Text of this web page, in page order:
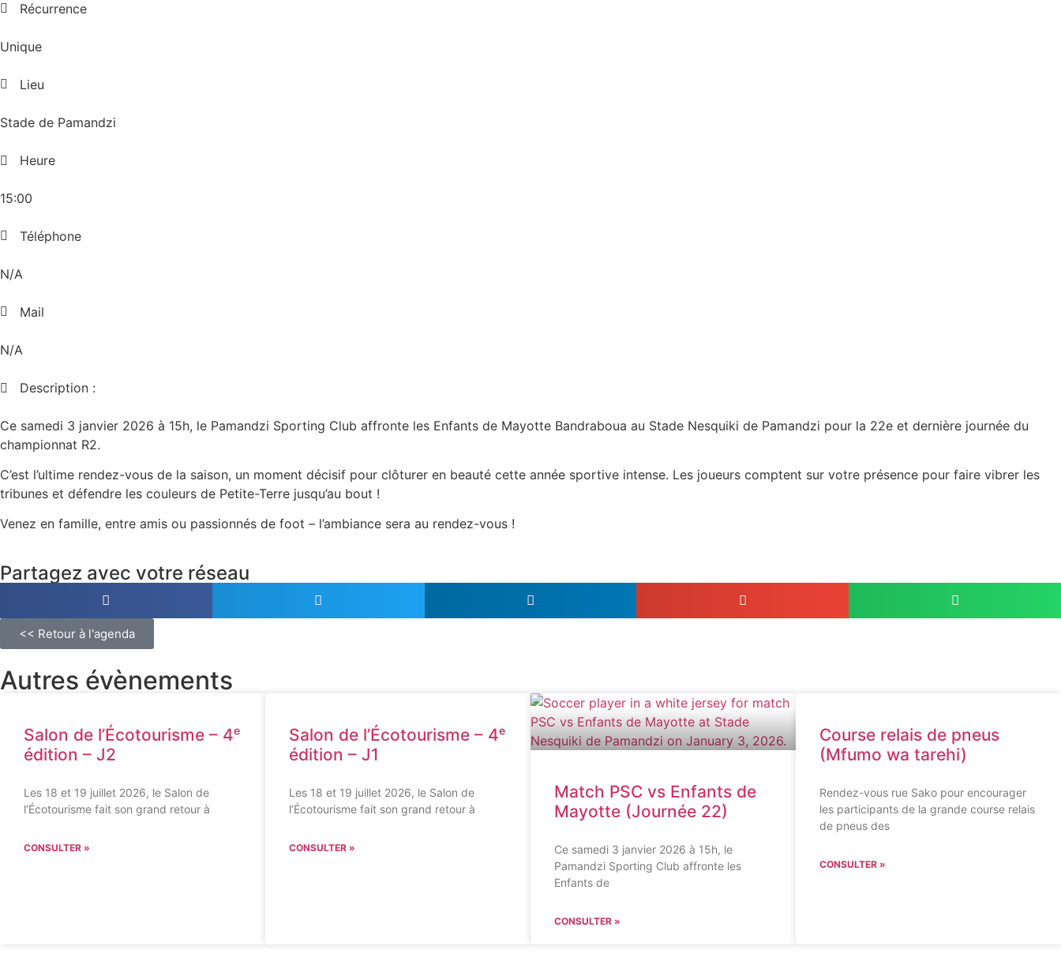
Récurrence
Unique
Lieu
Stade de Pamandzi
Heure
15:00
Téléphone
N/A
Mail
N/A
Description :
Ce samedi 3 janvier 2026 à 15h, le Pamandzi Sporting Club affronte les Enfants de Mayotte Bandraboua au Stade Nesquiki de Pamandzi pour la 22e et dernière journée du
championnat R2.
C’est l’ultime rendez-vous de la saison, un moment décisif pour clôturer en beauté cette année sportive intense. Les joueurs comptent sur votre présence pour faire vibrer les
tribunes et défendre les couleurs de Petite-Terre jusqu’au bout !
Venez en famille, entre amis ou passionnés de foot – l’ambiance sera au rendez-vous !
Partagez avec votre réseau
<< Retour à l'agenda
Autres évènements
Salon de l’Écotourisme – 4ᵉ
édition – J2
Les 18 et 19 juillet 2026, le Salon de
l’Écotourisme fait son grand retour à
CONSULTER »
Salon de l’Écotourisme – 4ᵉ
édition – J1
Les 18 et 19 juillet 2026, le Salon de
l’Écotourisme fait son grand retour à
CONSULTER »
Match PSC vs Enfants de
Mayotte (Journée 22)
Ce samedi 3 janvier 2026 à 15h, le
Pamandzi Sporting Club affronte les
Enfants de
CONSULTER »
Course relais de pneus
(Mfumo wa tarehi)
Rendez-vous rue Sako pour encourager
les participants de la grande course relais
de pneus des
CONSULTER »